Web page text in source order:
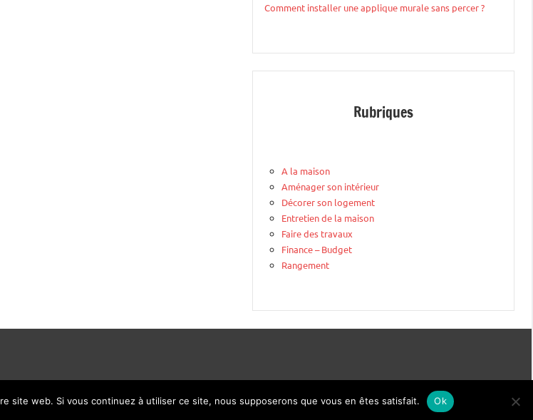
Comment installer une applique murale sans percer ?
Rubriques
A la maison
Aménager son intérieur
Décorer son logement
Entretien de la maison
Faire des travaux
Finance – Budget
Rangement
site web. Si vous continuez à utiliser ce site, nous supposerons que vous en êtes satisfait. Ok